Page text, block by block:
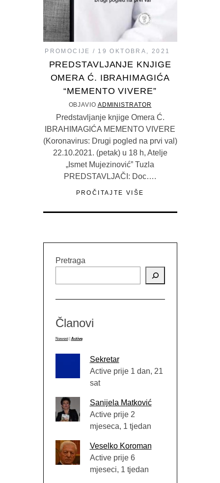
PROMOCIJE 19 OKTOBRA, 2021
PREDSTAVLJANJE KNJIGE
OMERA Ć. IBRAHIMAGIĆA
“MEMENTO VIVERE”
OBJAVIO ADMINISTRATOR
Predstavljanje knjige Omera Ć.
IBRAHIMAGIĆA MEMENTO VIVERE
(Koronavirus: Drugi pogled na prvi val)
22.10.2021. (petak) u 18 h, Atelje
„Ismet Mujezinović” Tuzla
PREDSTAVLJAČI: Doc….
PROČITAJTE VIŠE
Pretraga
Članovi
Newest Active
Sekretar
Active prije 1 dan, 21
sat
Sanijela Matković
Active prije 2
mjeseca, 1 tjedan
Veselko Koroman
Active prije 6
mjeseci, 1 tjedan